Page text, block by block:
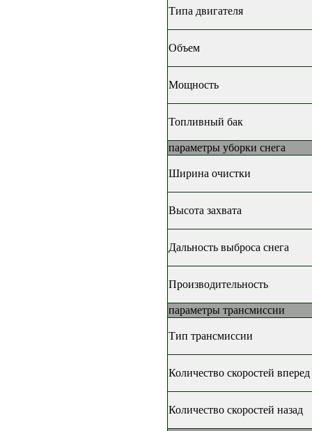
Типа двигателя
Объем
Мощность
Топливный бак
параметры уборки снега
Ширина очистки
Высота захвата
Дальность выброса снега
Производительность
параметры трансмиссии
Тип трансмиссии
Количество скоростей вперед
Количество скоростей назад